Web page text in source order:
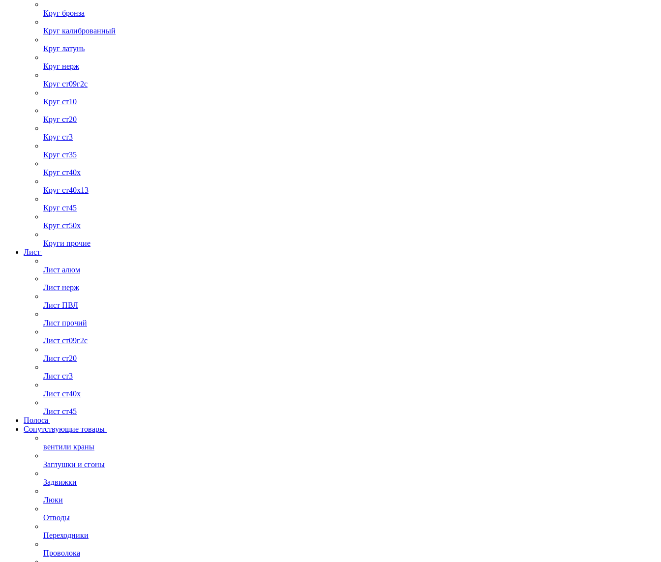
Круг бронза
Круг калиброванный
Круг латунь
Круг нерж
Круг ст09г2с
Круг ст10
Круг ст20
Круг ст3
Круг ст35
Круг ст40х
Круг ст40х13
Круг ст45
Круг ст50х
Круги прочие
Лист
Лист алюм
Лист нерж
Лист ПВЛ
Лист прочий
Лист ст09г2с
Лист ст20
Лист ст3
Лист ст40х
Лист ст45
Полоса
Сопутствующие товары
вентили краны
Заглушки и сгоны
Задвижки
Люки
Отводы
Переходники
Проволока